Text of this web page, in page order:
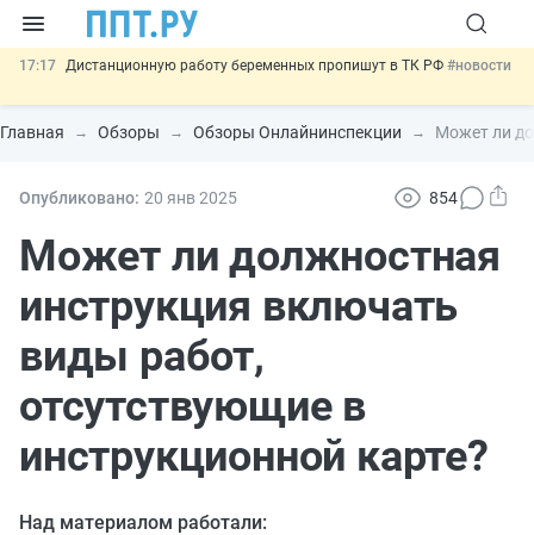
17:17 Дистанционную работу беременных пропишут в ТК РФ #новости
16:02 Госпошлину за устранение ошибок в документах предлагают
отменить
#новости
14:44 Минцифры предлагает запретить рассылку смс детям#новости
11:31
отношений #новости
Главная Обзоры Обзоры Онлайнинспекции Может ли
Опубликовано: 20 янв2025 854
Может ли должностная
инструкция включать
виды работ,
отсутствующие в
инструкционной карте?
Над материалом работали: